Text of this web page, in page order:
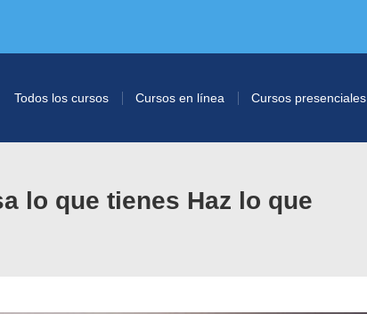
Todos los cursos Cursos en línea Cursos presenciales
lo que tienes Haz lo que